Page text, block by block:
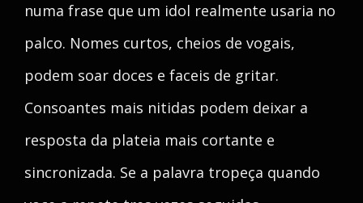
numa frase que um idol realmente usaria no
palco. Nomes curtos, cheios de vogais,
podem soar doces e faceis de gritar.
Consoantes mais nitidas podem deixar a
resposta da plateia mais cortante e
sincronizada. Se a palavra tropeça quando